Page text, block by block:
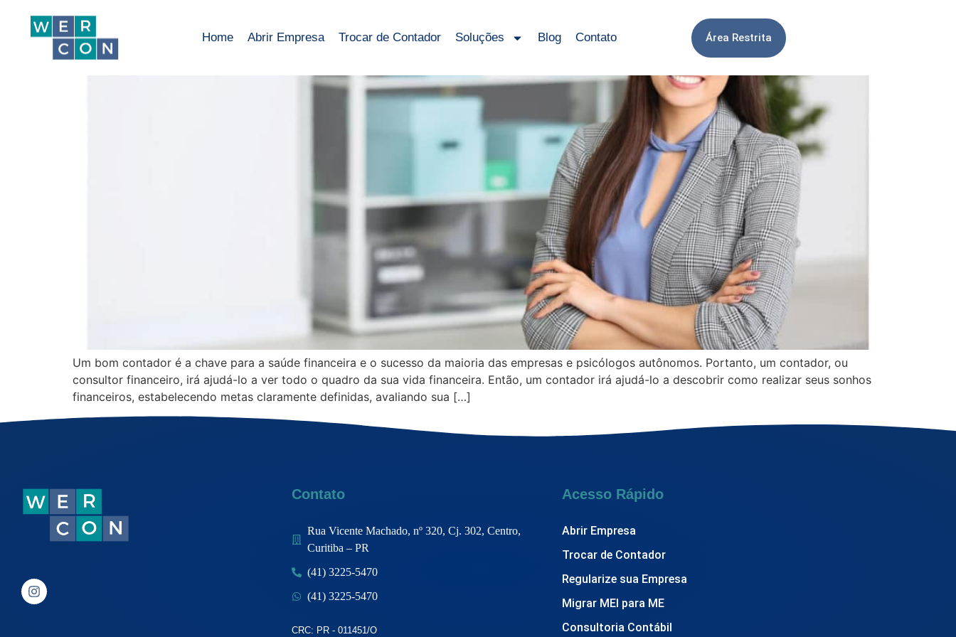
Home Abrir Empresa Trocar de Contador Soluções Blog Contato Área Restrita
Um bom contador é a chave para a saúde financeira e o sucesso da maioria das empresas e psicólogos autônomos. Portanto, um contador, ou
consultor financeiro, irá ajudá-lo a ver todo o quadro da sua vida financeira. Então, um contador irá ajudá-lo a descobrir como realizar seus sonhos
financeiros, estabelecendo metas claramente definidas, avaliando sua […]
Contato
Rua Vicente Machado, nº 320, Cj. 302, Centro,
Curitiba – PR
(41) 3225-5470
(41) 3225-5470
CRC: PR - 011451/O
Acesso Rápido
Abrir Empresa
Trocar de Contador
Regularize sua Empresa
Migrar MEI para ME
Consultoria Contábil